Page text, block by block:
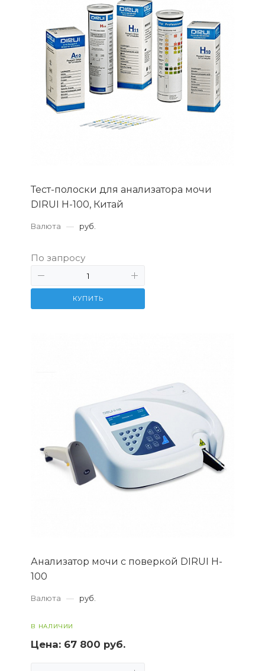
Тест-полоски для анализатора мочи
DIRUI H-100, Китай
Валюта — руб.
По запросу
КУПИТЬ
Анализатор мочи с поверкой DIRUI H-
100
Валюта — руб.
В НАЛИЧИИ
Цена: 67 800 руб.